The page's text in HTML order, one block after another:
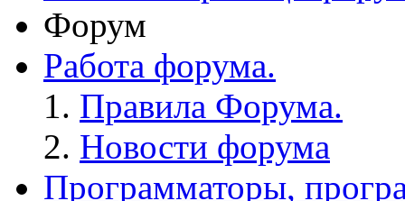
Форум
Работа форума.
Правила Форума.
Новости форума
Программаторы,